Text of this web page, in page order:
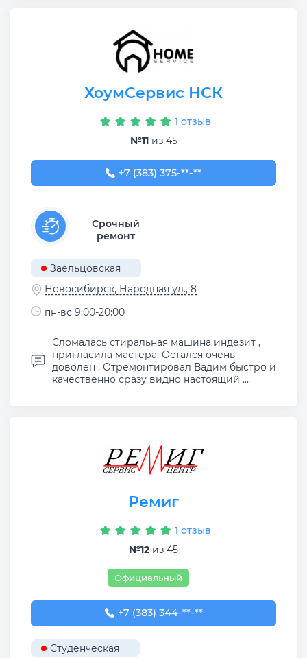
ХоумСервис НСК
1 отзыв
№11из 45
+7 (383) 375-45-97
+7 (383) 375-**-**
Срочный
ремонт
Заельцовская
Новосибирск, Народная ул., 8
пн-вс 9:00-20:00
Сломалась стиральная машина индезит ,
пригласила мастера. Остался очень
доволен . Отремонтировал Вадим быстро и
качественно сразу видно настоящий ...
Ремиг
1 отзыв
№12 из 45
Официальный
+7 (383) 344-30-68
+7 (383) 344-**-**
Студенческая